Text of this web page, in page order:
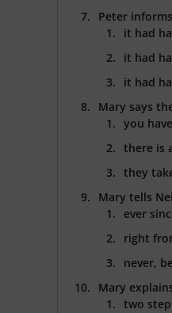
Peter
it had
it had
it had
Mary says
you
there is
they
Mary tells
ever
right
never,
Mary
two